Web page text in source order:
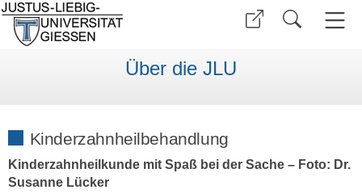
Über die JLU
Kinderzahnheilbehandlung
Kinderzahnheilkunde mit Spaß bei der Sache – Foto: Dr.
Susanne Lücker